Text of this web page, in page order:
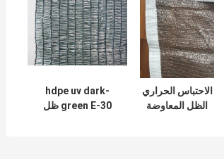
الاحتباس الحراري
الظل المعاوضة
hdpe uv dark-
green E-30 ظل